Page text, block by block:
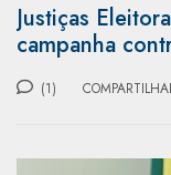
Justiças
campanha
(1)